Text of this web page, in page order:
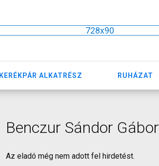
728x90
KERÉKPÁR ALKATRÉSZ RUHÁZAT
Benczur Sándor Gábor
Az eladó még nem adott fel hirdetést.